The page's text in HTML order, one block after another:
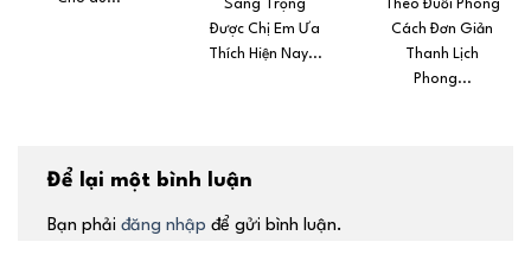
Sang Trọng
Được Chị Em Ưa
Thích Hiện Nay...
Theo Đuổi Phong
Cách Đơn Giản
Thanh Lịch
Phong...
Để lại một bình luận
Bạn phải đăng nhập để gửi bình luận.